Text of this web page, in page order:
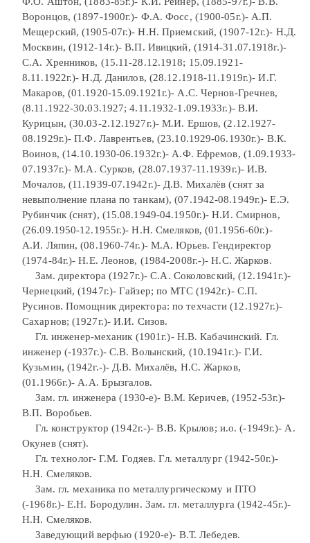
Воронцов, (1897-1900г.)- Ф.А. Фосс, (1900-05г.)- А.П.
Мещерский, (1905-07г.)- Н.Н. Приемский, (1907-12г.)- Н.Д.
Москвин, (1912-14г.)- В.П. Ивицкий, (1914-31.07.1918г.)-
С.А. Хренников, (15.11-28.12.1918; 15.09.1921-
8.11.1922г.)- Н.Д. Данилов, (28.12.1918-11.1919г.)- И.Г.
Макаров, (01.1920-15.09.1921г.)- А.С. Чернов-Гречнев,
(8.11.1922-30.03.1927; 4.11.1932-1.09.1933г.)- В.И.
Курицын, (30.03-2.12.1927г.)- М.И. Ершов, (2.12.1927-
08.1929г.)- П.Ф. Лаврентьев, (23.10.1929-06.1930г.)- В.К.
Воинов, (14.10.1930-06.1932г.)- А.Ф. Ефремов, (1.09.1933-
07.1937г.)- М.А. Сурков, (28.07.1937-11.1939г.)- И.В.
Мочалов, (11.1939-07.1942г.)- Д.В. Михалёв (снят за
невыполнение плана по танкам), (07.1942-08.1949г.)- Е.Э.
Рубинчик (снят), (15.08.1949-04.1950г.)- Н.И. Смирнов,
(26.09.1950-12.1955г.)- Н.Н. Смеляков, (01.1956-60г.)-
А.И. Ляпин, (08.1960-74г.)- М.А. Юрьев. Гендиректор
(1974-84г.)- Н.Е. Леонов, (1984-2008г.-)- Н.С. Жарков.
Зам. директора (1927г.)- С.А. Соколовский, (12.1941г.)-
Чернецкий, (1947г.)- Гайзер; по МТС (1942г.)- С.П.
Русинов. Помощник директора: по техчасти (12.1927г.)-
Сахарнов; (1927г.)- И.И. Сизов.
Гл. инженер-механик (1901г.)- Н.В. Кабачинский. Гл.
инженер (-1937г.)- С.В. Волынский, (10.1941г.)- Г.И.
Кузьмин, (1942г.-)- Д.В. Михалёв, Н.С. Жарков,
(01.1966г.)- А.А. Брызгалов.
Зам. гл. инженера (1930-е)- В.М. Керичев, (1952-53г.)-
В.П. Воробьев.
Гл. конструктор (1942г.-)- В.В. Крылов; и.о. (-1949г.)- А.
Окунев (снят).
Гл. технолог- Г.М. Годяев. Гл. металлург (1942-50г.)-
Н.Н. Смеляков.
Зам. гл. механика по металлургическому и ПТО
(-1968г.)- Е.Н. Бородулин. Зам. гл. металлурга (1942-45г.)-
Н.Н. Смеляков.
Заведующий верфью (1920-е)- В.Т. Лебедев.